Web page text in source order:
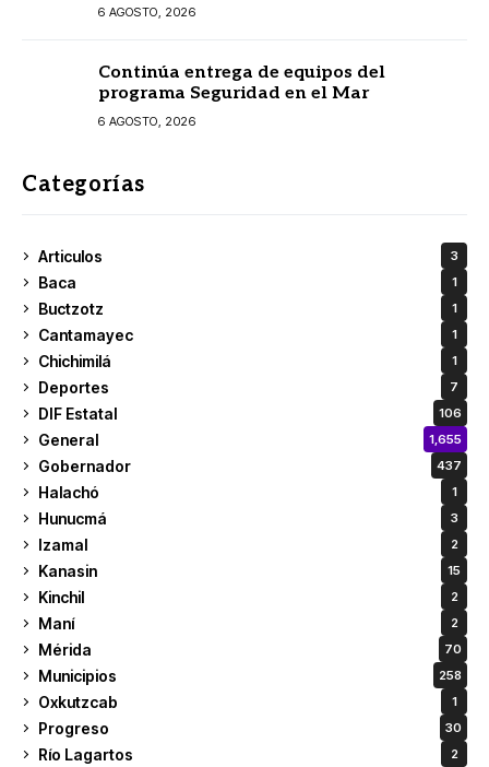
6 AGOSTO, 2026
Continúa entrega de equipos del
programa Seguridad en el Mar
6 AGOSTO, 2026
Categorías
Articulos 3
Baca 1
Buctzotz 1
Cantamayec 1
Chichimilá 1
Deportes 7
DIF Estatal 106
General 1,655
Gobernador 437
Halachó 1
Hunucmá 3
Izamal 2
Kanasin 15
Kinchil 2
Maní 2
Mérida 70
Municipios 258
Oxkutzcab 1
Progreso 30
Río Lagartos 2